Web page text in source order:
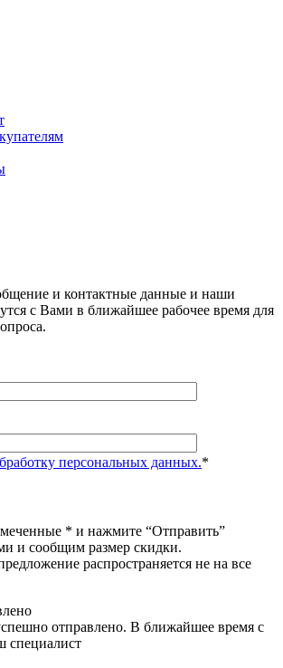
и контактные данные и наши
с Вами в ближайшее рабочее время для
персональных данных.*
* и нажмите “Отправить”
и сообщим размер скидки.
распространяется не на все
отправлено. В ближайшее время с
специалист